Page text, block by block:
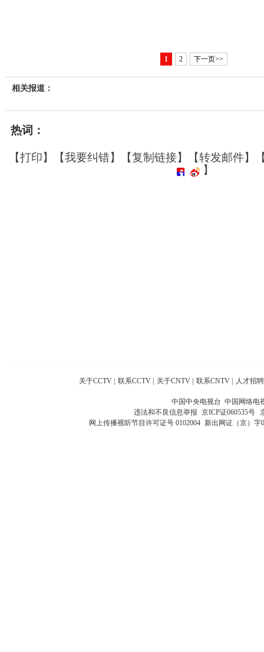
1 2 下一页>>
相关报道：
热词：
【打印】【我要纠错】【复制链接】【转发邮件】
】
关于CCTV | 联系CCTV | 关于CNTV | 联系CNTV | 人才招聘
中国中央电视台 中国网络电
违法和不良信息举报 京ICP证060535号
网上传播视听节目许可证号 0102004 新出网证（京）